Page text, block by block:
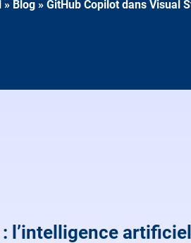
» Blog » GitHub Copilot dans Visual
: l’intelligence